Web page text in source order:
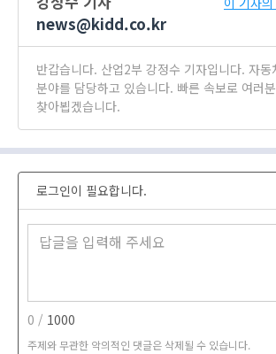
news@kidd.co.kr
반갑습니다. 산업2부 강정수 기자입니다. 자동
분야를 담당하고 있습니다. 빠른 속보로 여러
찾아뵙겠습니다.
로그인이 필요합니다.
0 / 1000
주제와 무관한 악의적인 댓글은 삭제될 수 있습니다.